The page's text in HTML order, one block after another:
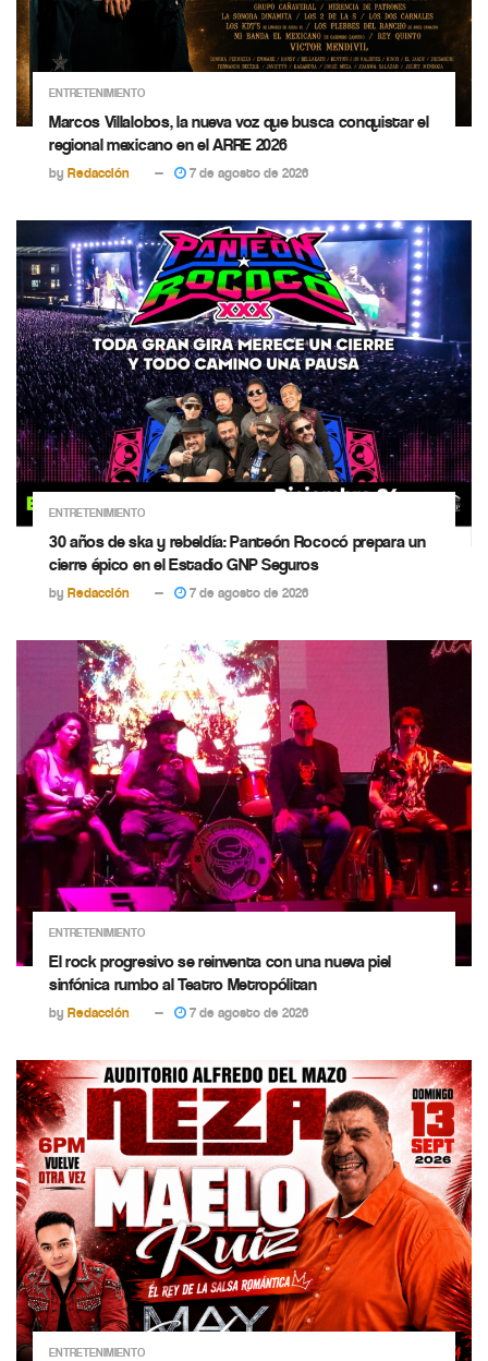
ENTRETENIMIENTO
Marcos Villalobos, la nueva voz que busca conquistar el
regional mexicano en el ARRE 2026
by Redacción 7 de agosto de 2026
ENTRETENIMIENTO
30 años de ska y rebeldía: Panteón Rococó prepara un
cierre épico en el Estadio GNP Seguros
by Redacción 7 de agosto de 2026
ENTRETENIMIENTO
El rock progresivo se reinventa con una nueva piel
sinfónica rumbo al Teatro Metropólitan
by Redacción 7 de agosto de 2026
ENTRETENIMIENTO